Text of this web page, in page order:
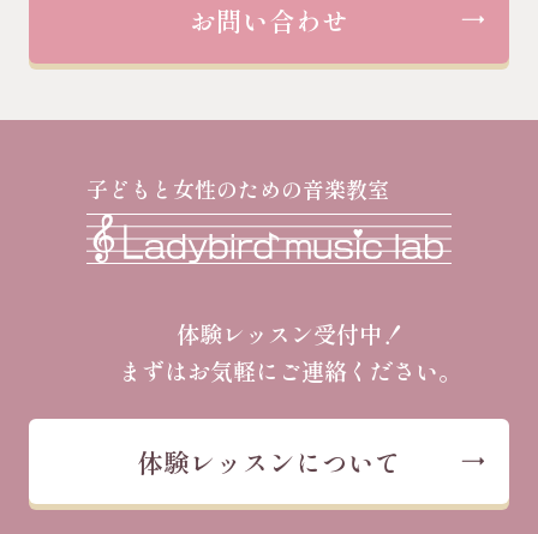
お問い合わせ
子どもと女性のための音楽教室
体験レッスン受付中！
まずはお気軽にご連絡ください。
体験レッスンについて